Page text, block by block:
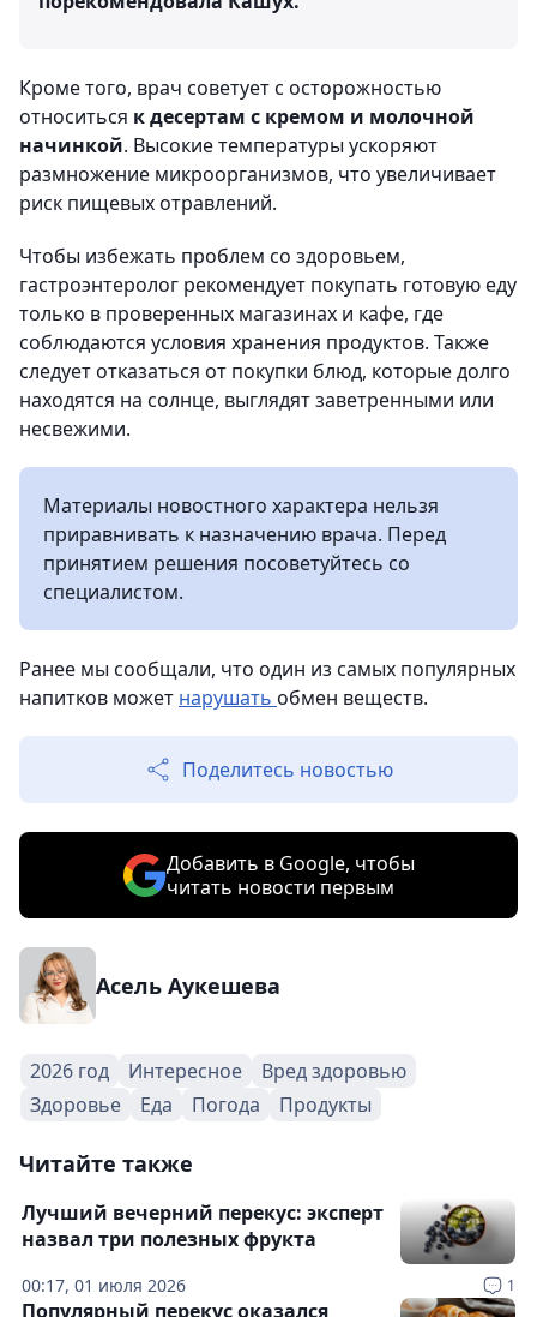
Кроме того, врач советует с осторожностью
относиться к десертам с кремом и молочной
начинкой. Высокие температуры ускоряют
размножение микроорганизмов, что увеличивает
риск пищевых отравлений.
Чтобы избежать проблем со здоровьем,
гастроэнтеролог рекомендует покупать готовую еду
только в проверенных магазинах и кафе, где
соблюдаются условия хранения продуктов. Также
следует отказаться от покупки блюд, которые долго
находятся на солнце, выглядят заветренными или
несвежими.
Материалы новостного характера нельзя
приравнивать к назначению врача. Перед
принятием решения посоветуйтесь со
специалистом.
Ранее мы сообщали, что один из самых популярных
напитков может нарушать обмен веществ.
Поделитесь новостью
Добавить в Google, чтобы
читать новости первым
Асель Аукешева
2026 год Интересное
Вред здоровью
Здоровье
Еда Погода Продукты
Читайте также
00:17, 01 июля 2026 1
Лучший вечерний перекус: эксперт
назвал три полезных фрукта
Популярный перекус оказался